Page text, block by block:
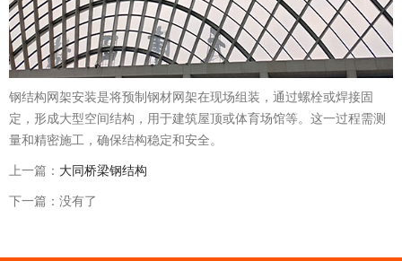
钢结构网架安装是将预制钢材网架在现场组装，通过螺栓或焊接固
定，形成大型空间结构，用于建筑屋顶或体育场馆等。这一过程需测
量和精密施工，确保结构稳定和安全。
上一篇： 大同桥梁钢结构
下一篇：没有了